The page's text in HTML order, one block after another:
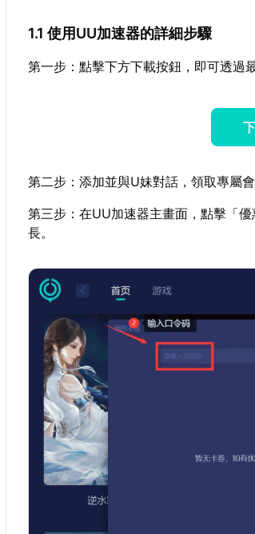
1.1 使用UU加速器的詳細步驟
第一步：點擊下方下載按鈕，即可透過
第二步：添加並與U妹對話，領取專屬會
第三步：在UU加速器主畫面，點擊「
長。